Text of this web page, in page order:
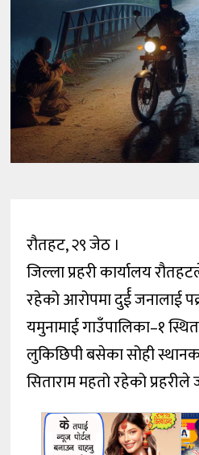
रौतहट, २९ जेठ ।
जिल्ला प्रहरी कार्यालय
रहेको आरोपमा दुर्ई जनालाई
यमुनामाई गाउँपालिका–१
लुकिछिपी बसेका सोही
सिताराम महतो रहेको